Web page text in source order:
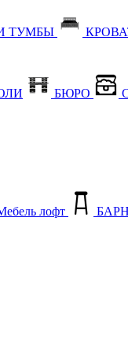
ТУМБЫ
БЮРО
лофт